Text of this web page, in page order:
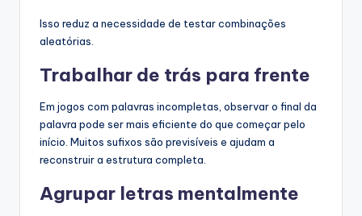
Isso reduz a necessidade de testar combinações
aleatórias.
Trabalhar de trás para frente
Em jogos com palavras incompletas, observar o final da
palavra pode ser mais eficiente do que começar pelo
início. Muitos sufixos são previsíveis e ajudam a
reconstruir a estrutura completa.
Agrupar letras mentalmente